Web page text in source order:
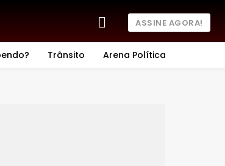
ASSINE AGORA!
Trânsito Arena Política